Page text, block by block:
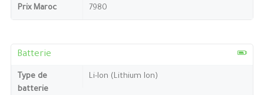
Prix Maroc 7980
Batterie
Type de
batterie
Li-Ion (Lithium Ion)